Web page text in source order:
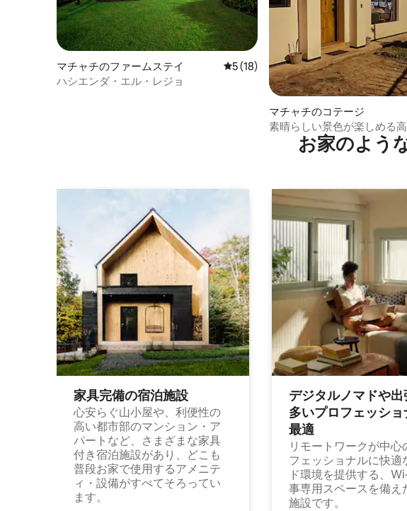
マチャチのファームステイ レビュー18件、5つ星中5つ星の平均
5 (18)
ハシエンダ・エル・レジョ
マチャチのコテージ
素晴らしい景色が楽しめる
お家のよう
家具完備の宿⁠泊⁠施⁠設
心安らぐ山小屋や、利便性の
高い都市部のマンション・ア
パートなど、さまざまな家具
付き宿泊施設があり、どこも
普段お家で使用するアメニテ
ィ・設備がすべてそろってい
ます。
デジタルノマドや出⁠
多⁠いプ⁠ロ⁠フ⁠ェ⁠ッ⁠シ⁠ョ⁠
最⁠適
リモートワークが中心
フェッショナルに快適
ド環境を提供する、
事専用スペースを備え
施設です。